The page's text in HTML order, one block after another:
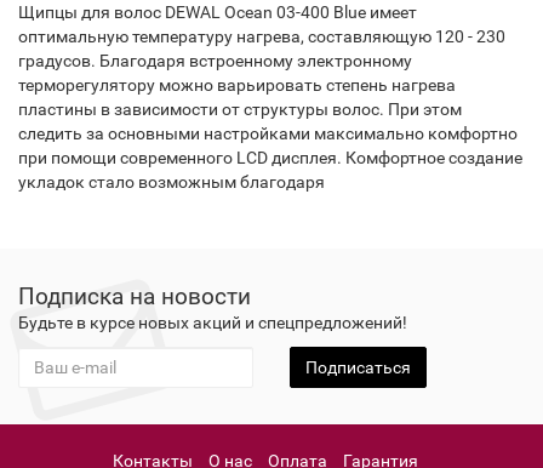
Щипцы для волос DEWAL Ocean 03-400 Blue имеет
оптимальную температуру нагрева, составляющую 120 - 230
градусов. Благодаря встроенному электронному
терморегулятору можно варьировать степень нагрева
пластины в зависимости от структуры волос. При этом
следить за основными настройками максимально комфортно
при помощи современного LCD дисплея. Комфортное создание
укладок стало возможным благодаря
Подписка на новости
Будьте в курсе новых акций и спецпредложений!
Подписаться
Контакты О нас Оплата Гарантия